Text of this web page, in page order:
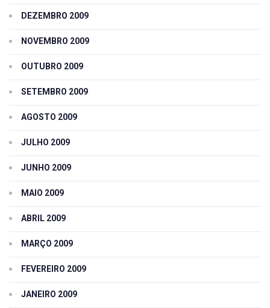
DEZEMBRO 2009
NOVEMBRO 2009
OUTUBRO 2009
SETEMBRO 2009
AGOSTO 2009
JULHO 2009
JUNHO 2009
MAIO 2009
ABRIL 2009
MARÇO 2009
FEVEREIRO 2009
JANEIRO 2009